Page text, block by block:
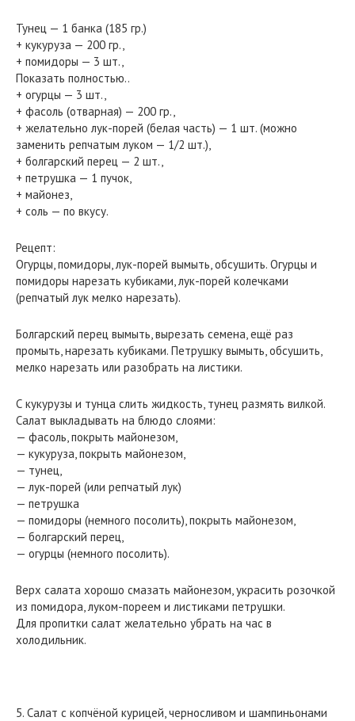
Тунец — 1 банка (185 гр.)
+ кукуруза — 200 гр.,
+ помидоры — 3 шт.,
Показать полностью..
+ огурцы — 3 шт.,
+ фасоль (отварная) — 200 гр.,
+ желательно лук-порей (белая часть) — 1 шт. (можно
заменить репчатым луком — 1/2 шт.),
+ болгарский перец — 2 шт.,
+ петрушка — 1 пучок,
+ майонез,
+ соль — по вкусу.
Рецепт:
Огурцы, помидоры, лук-порей вымыть, обсушить. Огурцы и
помидоры нарезать кубиками, лук-порей колечками
(репчатый лук мелко нарезать).
Болгарский перец вымыть, вырезать семена, ещё раз
промыть, нарезать кубиками. Петрушку вымыть, обсушить,
мелко нарезать или разобрать на листики.
С кукурузы и тунца слить жидкость, тунец размять вилкой.
Салат выкладывать на блюдо слоями:
— фасоль, покрыть майонезом,
— кукуруза, покрыть майонезом,
— тунец,
— лук-порей (или репчатый лук)
— петрушка
— помидоры (немного посолить), покрыть майонезом,
— болгарский перец,
— огурцы (немного посолить).
Верх салата хорошо смазать майонезом, украсить розочкой
из помидора, луком-пореем и листиками петрушки.
Для пропитки салат желательно убрать на час в
холодильник.
5. Салат с копчёной курицей, черносливом и шампиньонами